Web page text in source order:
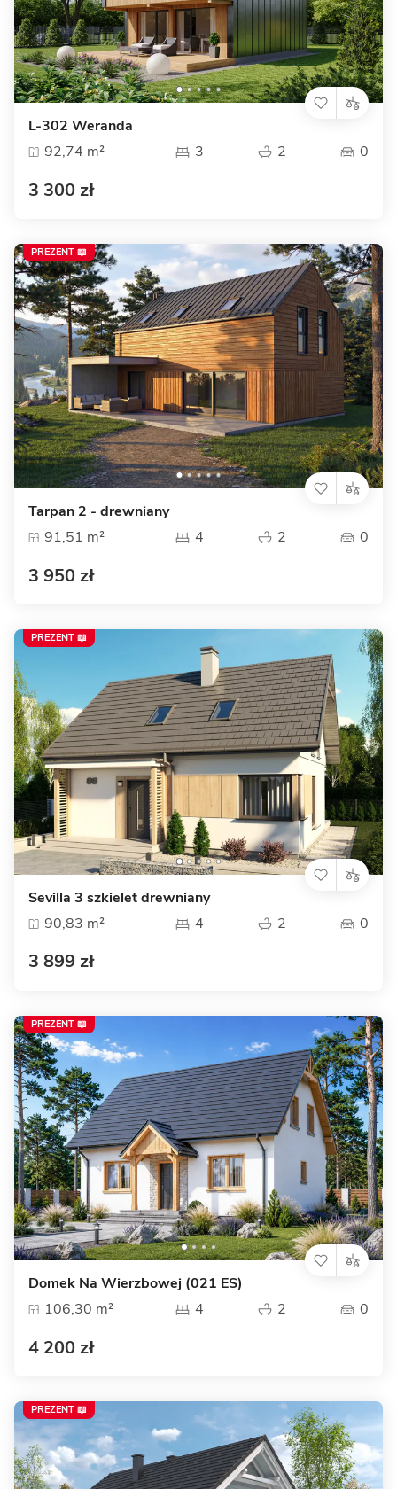
L-302 Weranda
92,74 m²
3 2 0
3 300 zł
Tarpan 2 - drewniany
91,51 m²
4 2 0
3 950 zł
PREZENT 📖
Sevilla 3 szkielet drewniany
90,83 m²
4 2 0
3 899 zł
PREZENT 📖
Domek Na Wierzbowej (021 ES)
106,30 m²
4 2 0
4 200 zł
PREZENT 📖
PREZENT 📖